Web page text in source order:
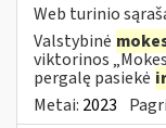
Web turinio
Valstybinė
viktorinos
pergalę pasiekė
Metai: 2023